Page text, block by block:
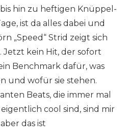
hin zu heftigen Knüppel-
ist da alles dabei und
„Speed“ Strid zeigt sich
Jetzt kein Hit, der sofort
Benchmark dafür, was
und wofür sie stehen.
Beats, die immer mal
cool sind, sind mir
das ist